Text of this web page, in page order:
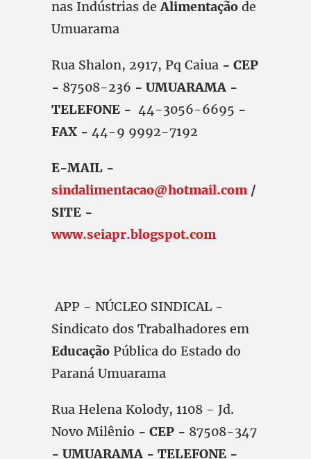
nas Indústrias deAlimentação de
Umuarama
Rua Shalon, 2917, Pq Caiua - CEP
- 87508-236 - UMUARAMA -
TELEFONE - 44-3056-6695 -
FAX - 44-9 9992-7192
E-MAIL -
sindalimentacao@hotmail.com /
SITE -
www.seiapr.blogspot.com
APP - NÚCLEO SINDICAL -
Sindicato dos Trabalhadores em
Educação Pública do Estado do
Paraná Umuarama
Rua Helena Kolody, 1108 - Jd.
Novo Milênio - CEP - 87508-347
- UMUARAMA - TELEFONE -